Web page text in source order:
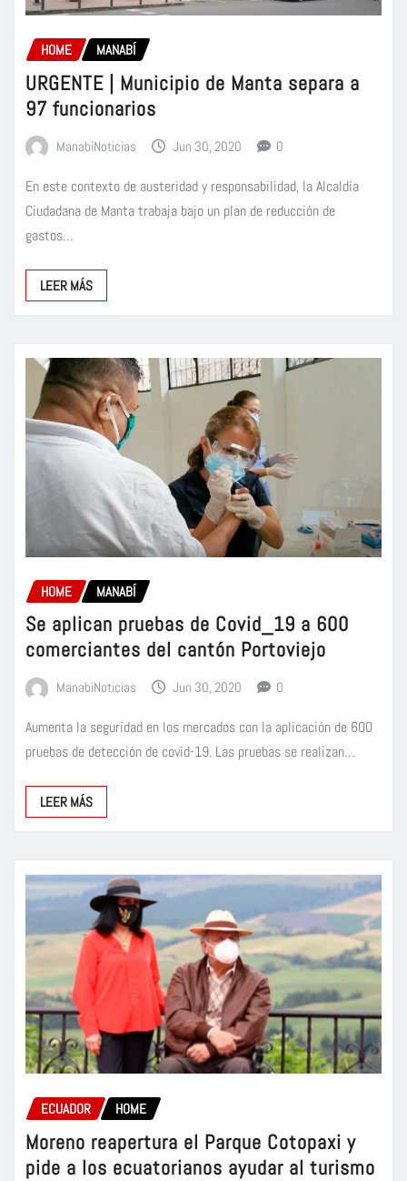
HOME MANABÍ
URGENTE | Municipio de Manta separa a
97 funcionarios
ManabiNoticias Jun 30, 2020 0
En este contexto de austeridad y responsabilidad, la Alcaldía
Ciudadana de Manta trabaja bajo un plan de reducción de
gastos…
LEER MÁS
HOME MANABÍ
Se aplican pruebas de Covid_19 a 600
comerciantes del cantón Portoviejo
ManabiNoticias Jun 30, 2020 0
Aumenta la seguridad en los mercados con la aplicación de 600
pruebas de detección de covid-19. Las pruebas se realizan…
LEER MÁS
ECUADOR HOME
Moreno reapertura el Parque Cotopaxi y
pide a los ecuatorianos ayudar al turismo